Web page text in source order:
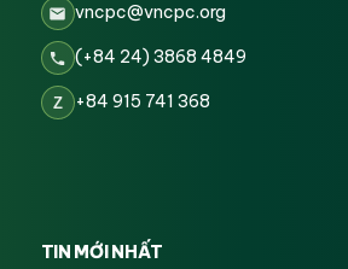
vncpc@vncpc.org
(+84 24) 3868 4849
Z +84 915 741 368
TIN MỚI NHẤT